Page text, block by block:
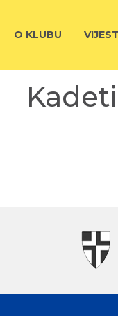
O KLUBU